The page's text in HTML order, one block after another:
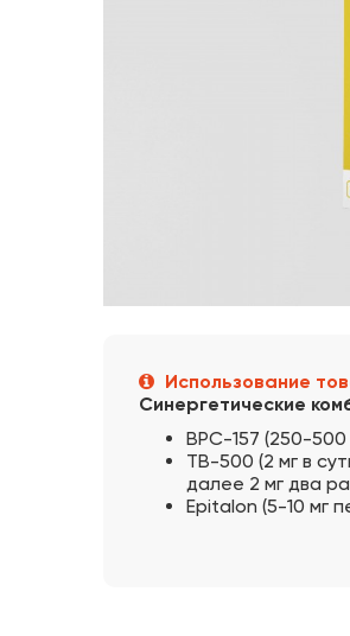
Использование
Синергетические
BPC-157 (250-500
TB-500 (2 мг в
далее 2 мг два
Epitalon (5-10 мг